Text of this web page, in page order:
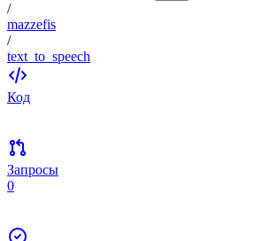
/
mazzefis
/
text_to_speech
Код
Запросы
0